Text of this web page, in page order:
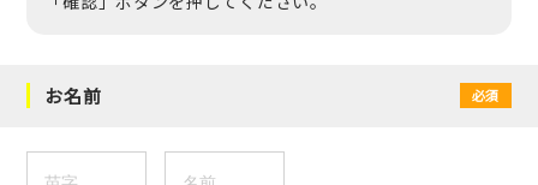
お名前 必須